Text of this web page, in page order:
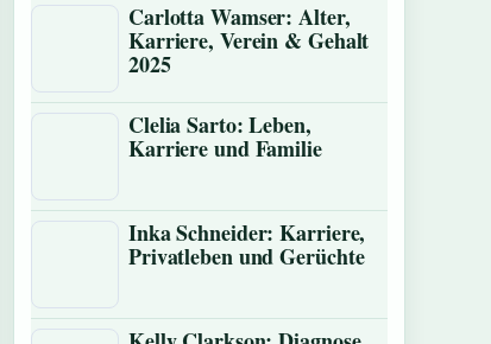
Carlotta Wamser: Alter,
Karriere, Verein & Gehalt
2025
Clelia Sarto: Leben,
Karriere und Familie
Inka Schneider: Karriere,
Privatleben und Gerüchte